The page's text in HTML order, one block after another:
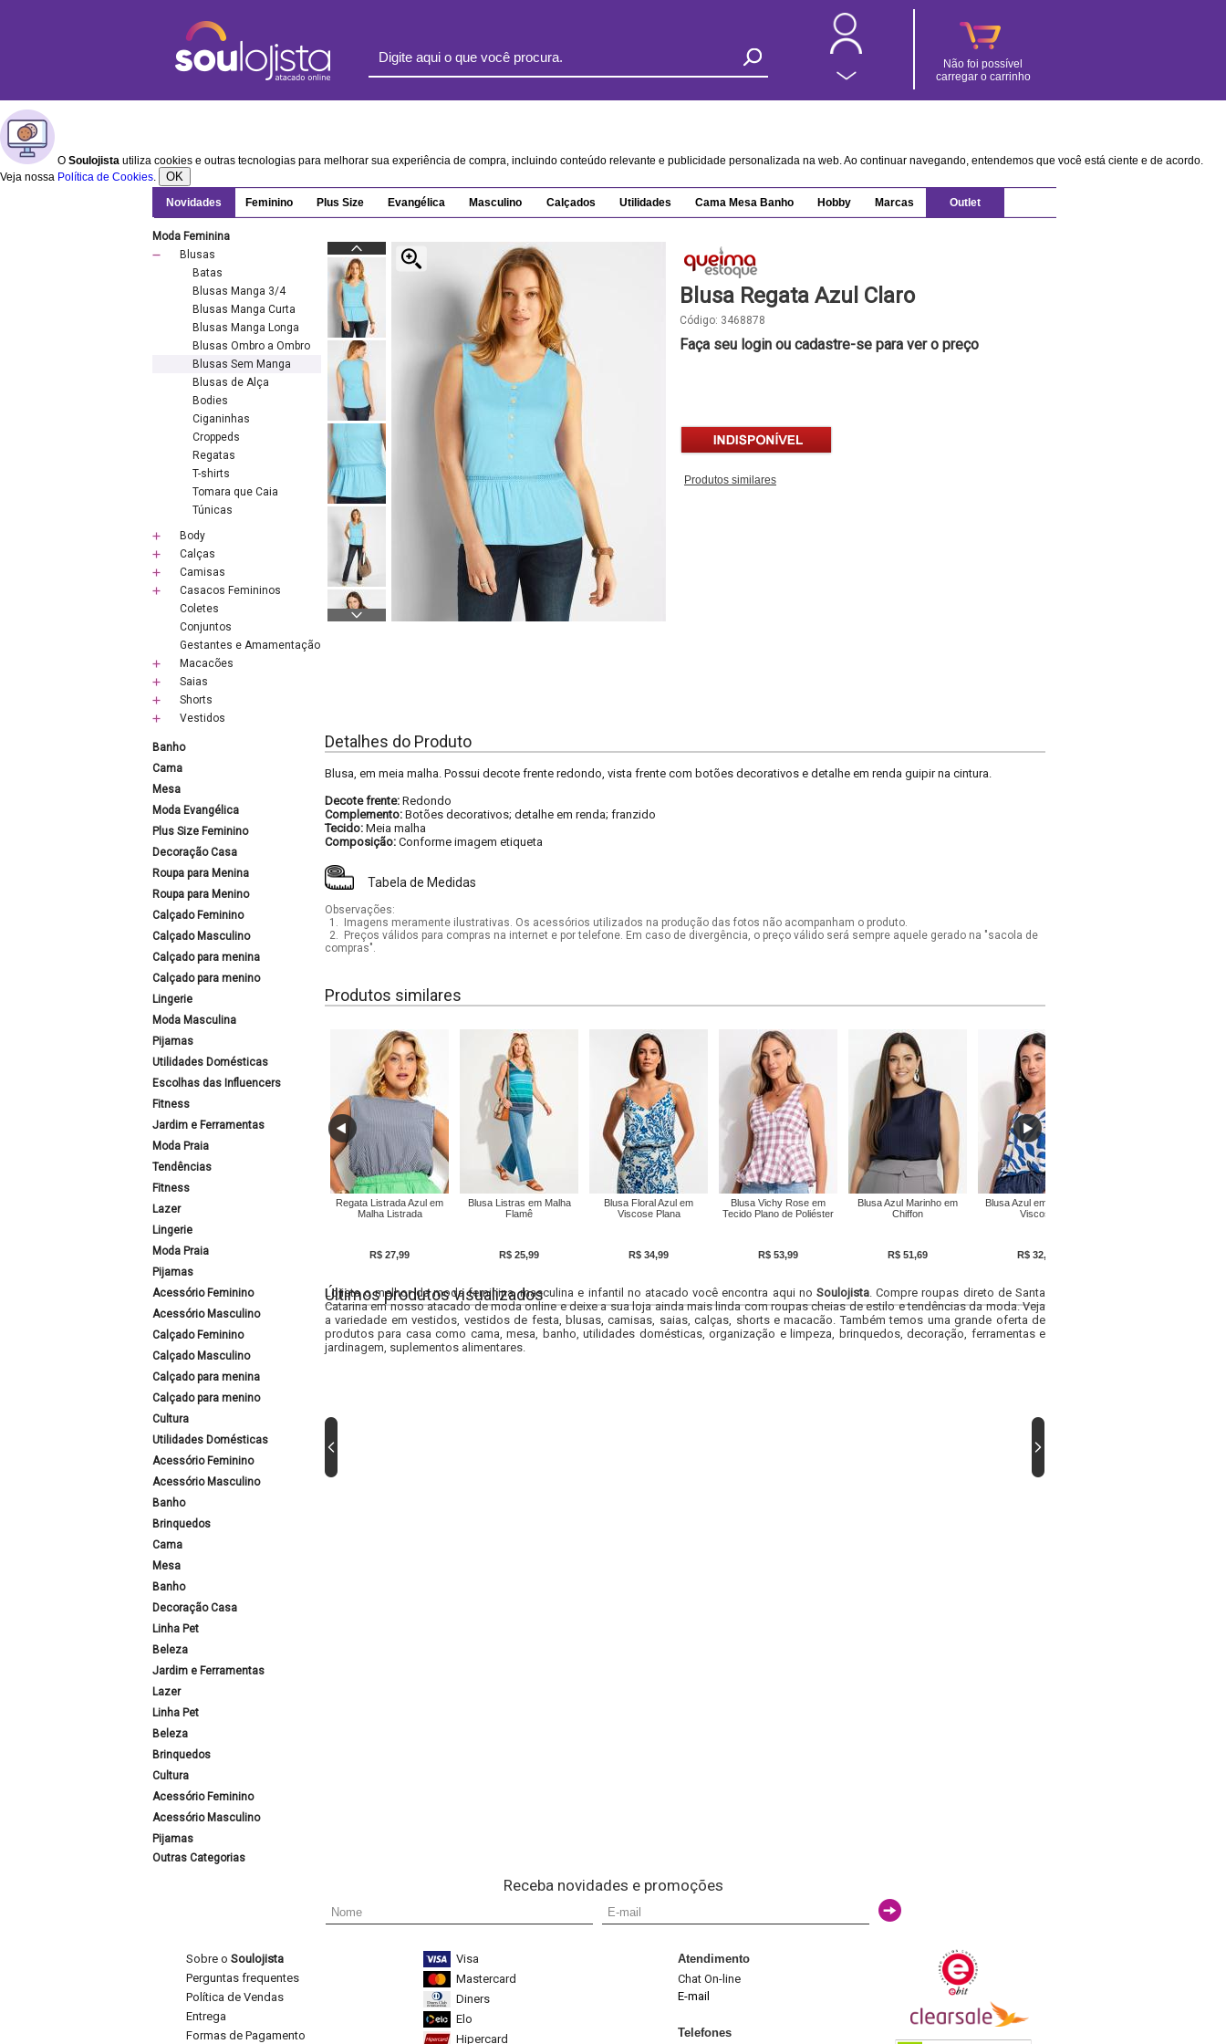
Não foi possível
carregar o carrinho
O Soulojista utiliza cookies e outras tecnologias para melhorar sua experiência de compra, incluindo conteúdo relevante e publicidade personalizada na web. Ao continuar navegando, entendemos que você está ciente e de acordo.
Veja nossa Política de Cookies. OK
Novidades Feminino Plus Size Evangélica Masculino Calçados Utilidades Cama Mesa Banho Hobby Marcas Outlet
Moda Feminina
Blusas
Batas
Blusas Manga 3/4
Blusas Manga Curta
Blusas Manga Longa
Blusas Ombro a Ombro
Blusas Sem Manga
Blusas de Alça
Bodies
Ciganinhas
Croppeds
Regatas
T-shirts
Tomara que Caia
Túnicas
Body
Calças
Camisas
Casacos Femininos
Coletes
Conjuntos
Gestantes e Amamentação
Macacões
Saias
Shorts
Vestidos
Banho
Cama
Mesa
Moda Evangélica
Plus Size Feminino
Decoração Casa
Roupa para Menina
Roupa para Menino
Calçado Feminino
Calçado Masculino
Calçado para menina
Calçado para menino
Lingerie
Moda Masculina
Pijamas
Utilidades Domésticas
Escolhas das Influencers
Fitness
Jardim e Ferramentas
Moda Praia
Tendências
Fitness
Lazer
Lingerie
Moda Praia
Pijamas
Acessório Feminino
Acessório Masculino
Calçado Feminino
Calçado Masculino
Calçado para menina
Calçado para menino
Cultura
Utilidades Domésticas
Acessório Feminino
Acessório Masculino
Banho
Brinquedos
Cama
Mesa
Banho
Decoração Casa
Linha Pet
Beleza
Jardim e Ferramentas
Lazer
Linha Pet
Beleza
Brinquedos
Cultura
Acessório Feminino
Acessório Masculino
Pijamas
Outras Categorias
Blusa Regata Azul Claro
Código: 3468878
Faça seu login ou cadastre-se para ver o preço
Produtos similares
Detalhes do Produto
Blusa, em meia malha. Possui decote frente redondo, vista frente com botões decorativos e detalhe em renda guipir na cintura.
Decote frente: Redondo
Complemento: Botões decorativos; detalhe em renda; franzido
Tecido: Meia malha
Composição: Conforme imagem etiqueta
Tabela de Medidas
Observações:
1.
Imagens meramente ilustrativas. Os acessórios utilizados na produção das fotos não acompanham o produto.
2.
Preços válidos para compras na internet e por telefone. Em caso de divergência, o preço válido será sempre aquele gerado na "sacola de
compras".
Produtos similares
Regata Listrada Azul em
Malha Listrada
R$ 27,99
Blusa Listras em Malha
Flamê
R$ 25,99
Blusa Floral Azul em
Viscose Plana
R$ 34,99
Blusa Vichy Rose em
Tecido Plano de Poliéster
R$ 53,99
Blusa Azul Marinho em
Chiffon
R$ 51,69
Blusa Azul em Malha de
Viscose
R$ 32,69
Últimos produtos visualizados
Lojista o melhor da moda feminina, masculina e infantil no atacado você encontra aqui no Soulojista. Compre roupas direto de Santa
Catarina em nosso atacado de moda online e deixe a sua loja ainda mais linda com roupas cheias de estilo e tendências da moda. Veja
a variedade em vestidos, vestidos de festa, blusas, camisas, saias, calças, shorts e macacão. Também temos uma grande oferta de
produtos para casa como cama, mesa, banho, utilidades domésticas, organização e limpeza, brinquedos, decoração, ferramentas e
jardinagem, suplementos alimentares.
Receba novidades e promoções
Sobre o Soulojista
Perguntas frequentes
Política de Vendas
Entrega
Formas de Pagamento
Visa
Mastercard
Diners
Elo
Hipercard
Atendimento
Chat On-line
E-mail
Telefones